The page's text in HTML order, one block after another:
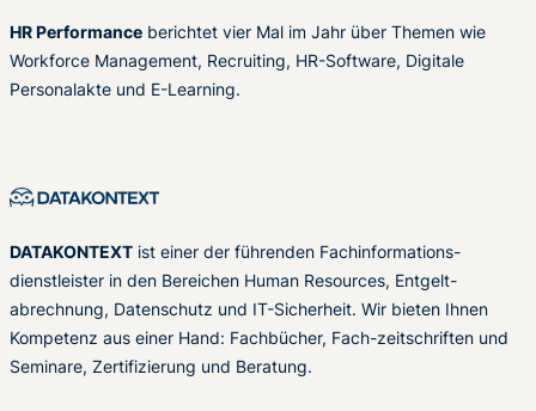
HR Performance berichtet vier Mal im Jahr über Themen wie
Workforce Management, Recruiting, HR-Software, Digitale
Personalakte und E-Learning.
DATAKONTEXT ist einer der führenden Fachinformations-
dienstleister in den Bereichen Human Resources, Entgelt-
abrechnung, Datenschutz und IT-Sicherheit. Wir bieten Ihnen
Kompetenz aus einer Hand: Fachbücher, Fach-zeitschriften und
Seminare, Zertifizierung und Beratung.